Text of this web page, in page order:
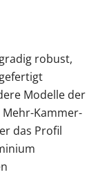
robust,
Modelle der
Kammer-
das Profil